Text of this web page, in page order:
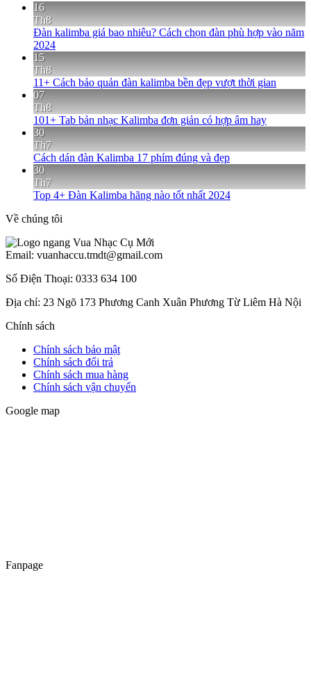
16
Th8
Đàn kalimba giá bao nhiêu? Cách chọn đàn phù hợp vào năm
2024
15
Th8
11+ Cách bảo quản đàn kalimba bền đẹp vượt thời gian
07
Th8
101+ Tab bản nhạc Kalimba đơn giản có hợp âm hay
30
Th7
Cách dán đàn Kalimba 17 phím đúng và đẹp
30
Th7
Top 4+ Đàn Kalimba hãng nào tốt nhất 2024
Về chúng tôi
Email: vuanhaccu.tmdt@gmail.com
Số Điện Thoại: 0333 634 100
Địa chỉ: 23 Ngõ 173 Phương Canh Xuân Phương Từ Liêm Hà Nội
Chính sách
Chính sách bảo mật
Chính sách đổi trả
Chính sách mua hàng
Chính sách vận chuyển
Google map
Fanpage